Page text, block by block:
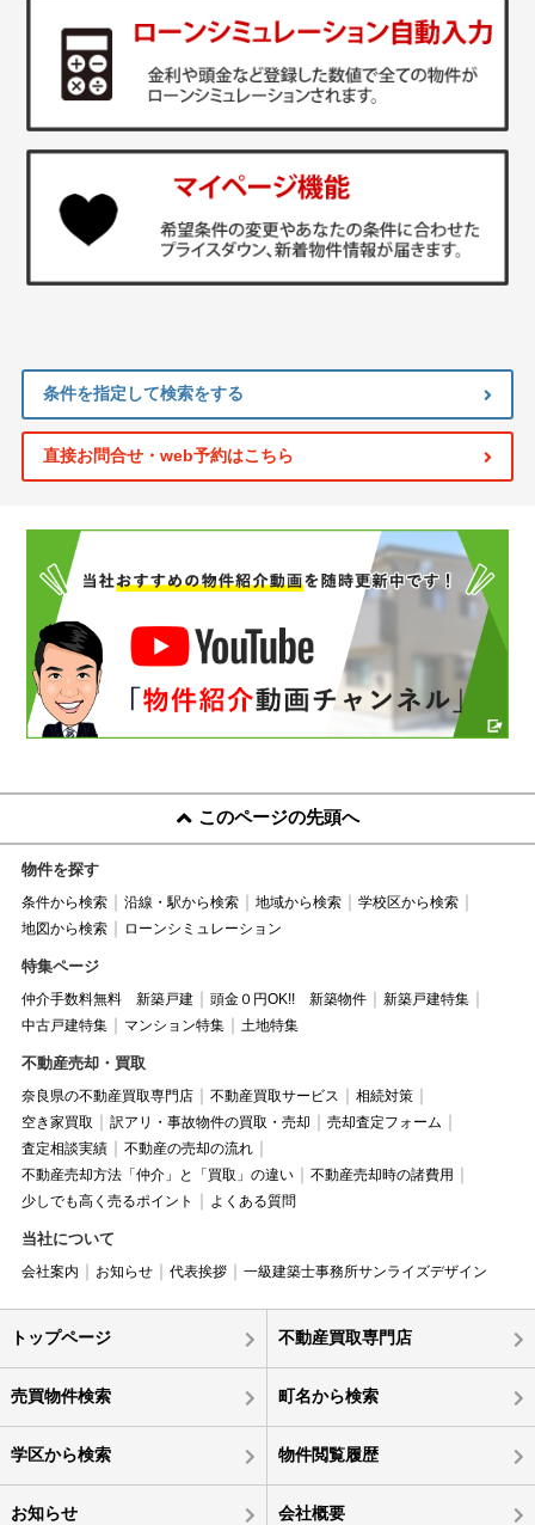
条件を指定して検索をする
直接お問合せ・web予約はこちら
このページの先頭へ
物件を探す
条件から検索 沿線・駅から検索 地域から検索
学校区から検索
地図から検索
ローンシミュレーション
特集ページ
仲介手数料無料 新築戸建 頭金０円OK!! 新築物件
新築戸建特集
中古戸建特集
マンション特集 土地特集
不動産売却・買取
奈良県の不動産買取専門店 不動産買取サービス
相続対策
空き家買取
訳アリ・事故物件の買取・売却
売却査定フォーム
査定相談実績
不動産の売却の流れ
不動産売却方法「仲介」と「買取」の違い
不動産売却時の諸費用
少しでも高く売るポイント
よくある質問
当社について
会社案内 お知らせ 代表挨拶 一級建築士事務所サンライズデザイン
トップページ 不動産買取専門店
売買物件検索 町名から検索
学区から検索 物件閲覧履歴
お知らせ 会社概要